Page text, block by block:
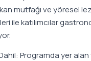
mutfağı ve yöresel
ile katılımcılar
Programda yer